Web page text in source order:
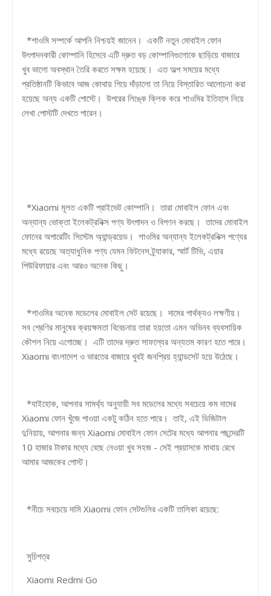
*শাওমি সম্পর্কে আপনি নিশ্চয়ই জানেন। একটি নতুন মোবাইল ফোন
উৎপাদনকারী কোম্পানি হিসেবে এটি দ্রুত বড় কোম্পানিগুলোকে ছাড়িয়ে বাজারে
খুব ভালো অবস্থান তৈরি করতে সক্ষম হয়েছে। এত অল্প সময়ের মধ্যে
প্রতিষ্ঠানটি কিভাবে আজ কোথায় গিয়ে দাঁড়ালো তা নিয়ে বিস্তারিত আলোচনা করা
হয়েছে অন্য একটি পোস্টে। উপরের লিঙ্কে ক্লিক করে শাওমির ইতিহাস নিয়ে
লেখা পোস্টটি দেখতে পারেন।
*Xiaomi মূলত একটি প্রাইভেট কোম্পানি। তারা মোবাইল ফোন এবং
অন্যান্য ভোক্তা ইলেকট্রনিক্স পণ্য উৎপাদন ও বিপণন করছে। তাদের মোবাইল
ফোনের অপারেটিং সিস্টেম অ্যান্ড্রয়েড। শাওমির অন্যান্য ইলেকট্রনিক্স পণ্যের
মধ্যে রয়েছে অত্যাধুনিক পণ্য যেমন ফিটনেস ট্র্যাকার, স্মার্ট টিভি, এয়ার
পিউরিফায়ার এবং আরও অনেক কিছু।
*শাওমির অনেক মডেলের মোবাইল সেট রয়েছে। দামের পার্থক্যও লক্ষণীয়।
সব শ্রেণির মানুষের ক্রয়ক্ষমতা বিবেচনায় তারা হয়তো এমন অভিনব ব্যবসায়িক
কৌশল নিয়ে এগোচ্ছে। এটি তাদের দ্রুত সাফল্যের অন্যতম কারণ হতে পারে।
Xiaomi বাংলাদেশ ও ভারতের বাজারে খুবই জনপ্রিয় হ্যান্ডসেট হয়ে উঠেছে।
*যাইহোক, আপনার সামর্থ্য অনুযায়ী সব মডেলের মধ্যে সবচেয়ে কম দামের
Xiaomi ফোন খুঁজে পাওয়া একটু কঠিন হতে পারে। তাই, এই ডিজিটাল
দুনিয়ায়, আপনার জন্য Xiaomi মোবাইল ফোন সেটের মধ্যে আপনার পছন্দেরটি
10 ​​হাজার টাকার মধ্যে বেছে নেওয়া খুব সহজ - সেই প্রয়াসকে মাথায় রেখে
আমার আজকের পোস্ট।
*নীচে সবচেয়ে দামি Xiaomi ফোন সেটগুলির একটি তালিকা রয়েছে:
সুচিপত্র
Xiaomi Redmi Go